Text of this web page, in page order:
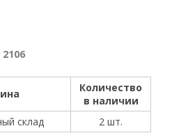
2106
Количество
в наличии
склад
2 шт.